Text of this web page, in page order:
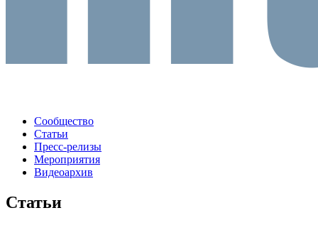
Сообщество
Статьи
Пресс-релизы
Мероприятия
Видеоархив
Статьи